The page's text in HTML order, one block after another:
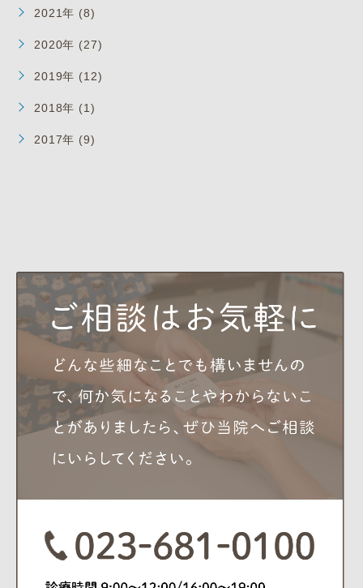
2021年 (8)
2020年 (27)
2019年 (12)
2018年 (1)
2017年 (9)